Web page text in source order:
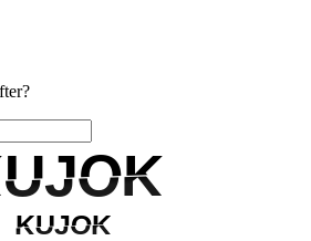
KUJOK
KUJOK